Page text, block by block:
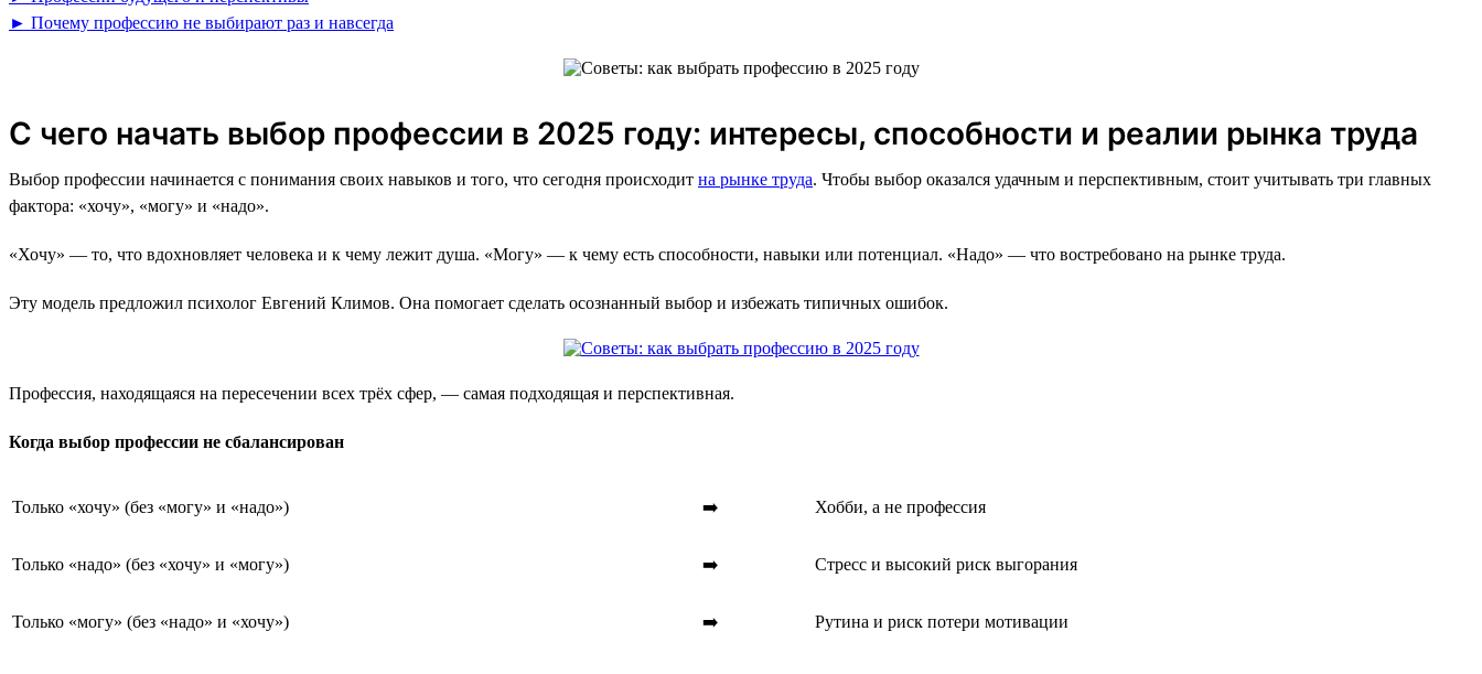
► Почему профессию не выбирают раз и навсегда
С чего начать выбор профессии в 2025 году: интересы, способности и реалии рынка труда
Выбор профессии начинается с понимания своих навыков и того, что сегодня происходит на рынке труда. Чтобы выбор оказался удачным и перспективным, стоит учитывать три главных
фактора: «хочу», «могу» и «надо».
«Хочу» — то, что вдохновляет человека и к чему лежит душа. «Могу» — к чему есть способности, навыки или потенциал. «Надо» — что востребовано на рынке труда.
Эту модель предложил психолог Евгений Климов. Она помогает сделать осознанный выбор и избежать типичных ошибок.
Профессия, находящаяся на пересечении всех трёх сфер, — самая подходящая и перспективная.
Когда выбор профессии не сбалансирован
Только «хочу» (без «могу» и «надо») ➡️ Хобби, а не профессия
Только «надо» (без «хочу» и «могу») ➡️ Стресс и высокий риск выгорания
Только «могу» (без «надо» и «хочу») ➡️ Рутина и риск потери мотивации